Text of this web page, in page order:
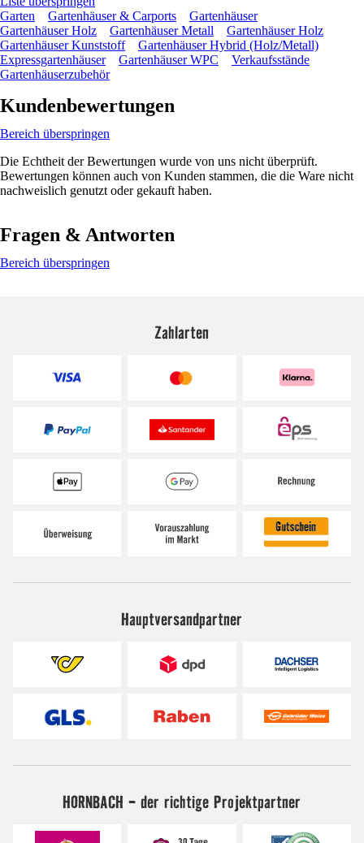
Garten
Gartenhäuser & Carports
Gartenhäuser
Gartenhäuser Holz
Gartenhäuser Metall
Gartenhäuser Holz
Gartenhäuser Kunststoff
Gartenhäuser Hybrid (Holz/Metall)
Expressgartenhäuser
Gartenhäuser WPC
Verkaufsstände
Gartenhäuserzubehör
Kundenbewertungen
Bereich überspringen
Die Echtheit der Bewertungen wurde von uns nicht überprüft.
Bewertungen können auch von Kunden stammen, die die Ware nicht
nachweislich genutzt oder gekauft haben.
Fragen & Antworten
Bereich überspringen
Zahlarten
Hauptversandpartner
HORNBACH - der richtige Projektpartner